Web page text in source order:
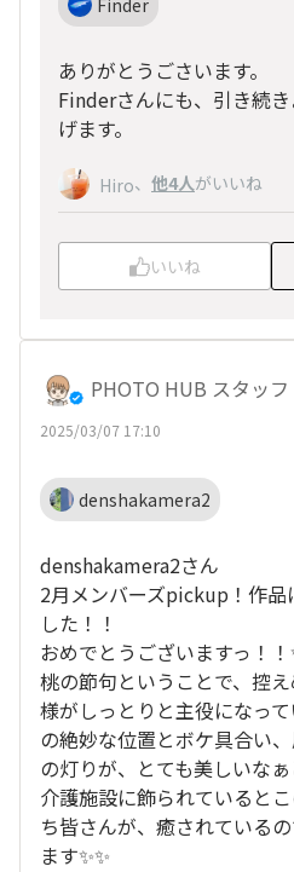
ありがとうごさいます。
Finderさんにも、引き続
げます。
Hiro、 他4人がいいね
いいね
PHOTO HUB スタッフ
2025/03/07 17:10
denshakamera2
denshakamera2さん
2月メンバーズpickup！作品
した！！
おめでとうございますっ！！
桃の節句ということで、控
様がしっとりと主役になっ
の絶妙な位置とボケ具合い
の灯りが、とても美しいな
介護施設に飾られていると
ち皆さんが、癒されている
ます✨✨